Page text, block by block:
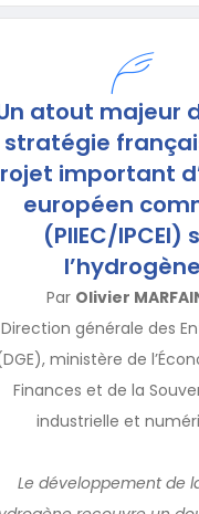
atout majeur
stratégie
important
européen
(PIIEC/IPCEI)
l’hydrogène
Par Olivier
Direction générale des
ministère de
Finances et de la
industrielle et
Le développement de